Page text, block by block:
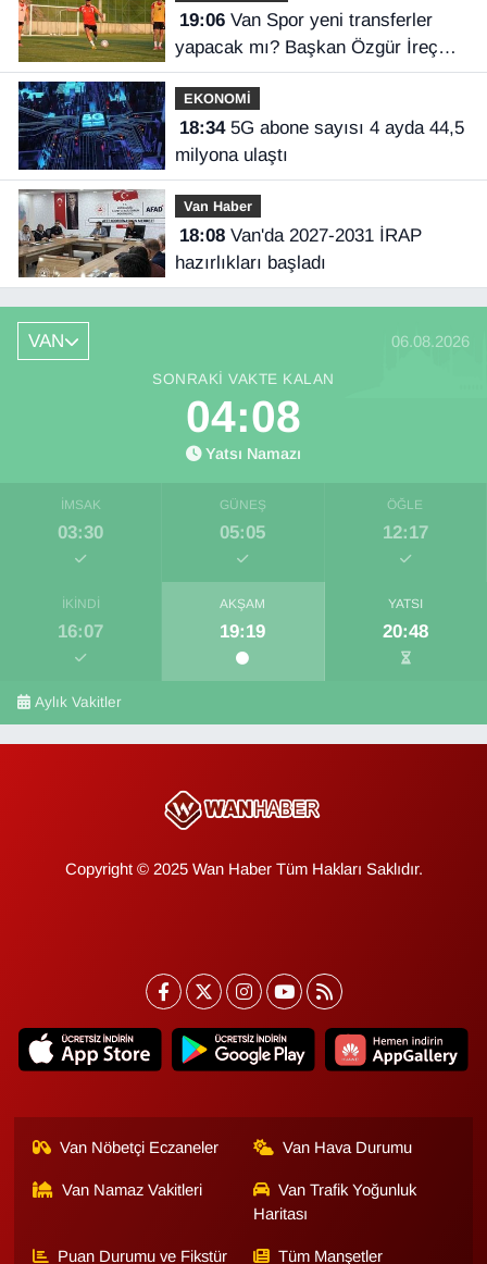
19:06Van Spor yeni transferler
yapacak mı? Başkan Özgür İreç
İlhan açıkladı
EKONOMİ
18:345G abone sayısı 4 ayda 44,5
milyona ulaştı
Van Haber
18:08Van'da 2027-2031 İRAP
hazırlıkları başladı
VAN 06.08.2026
SONRAKI VAKTE KALAN
04:08
Yatsı Namazı
İMSAK
03:30
GÜNEŞ
05:05
ÖĞLE
12:17
İKINDI
16:07
AKŞAM
19:19
YATSI
20:48
Aylık Vakitler
Copyright © 2025 Wan Haber Tüm Hakları Saklıdır.
Van Nöbetçi Eczaneler Van Hava Durumu
Van Namaz Vakitleri
Van Trafik Yoğunluk
Haritası
Puan Durumu ve Fikstür Tüm Manşetler